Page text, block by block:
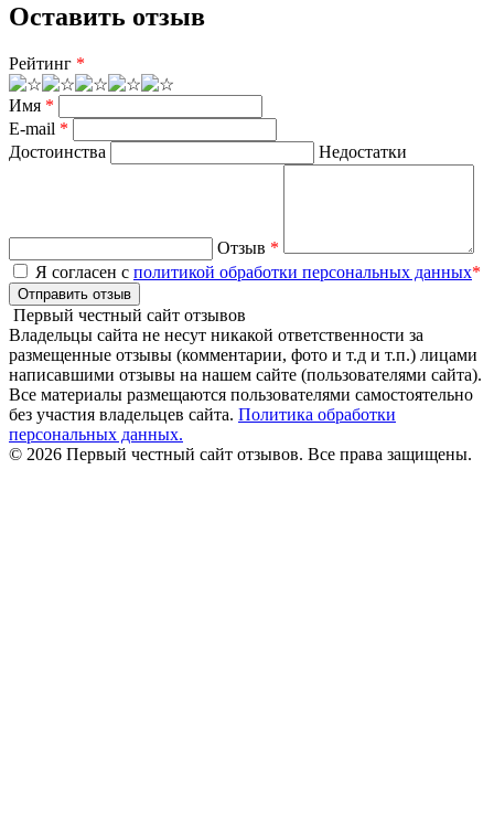
Оставить отзыв
Рейтинг *
Имя *
E-mail *
Достоинства
Недостатки
Отзыв *
Я согласен с политикой обработки персональных данных*
Отправить отзыв
Первый честный сайт отзывов
Владельцы сайта не несут никакой ответственности за
размещенные отзывы (комментарии, фото и т.д и т.п.) лицами
написавшими отзывы на нашем сайте (пользователями сайта).
Все материалы размещаются пользователями самостоятельно
без участия владельцев сайта. Политика обработки
персональных данных.
© 2026 Первый честный сайт отзывов. Все права защищены.